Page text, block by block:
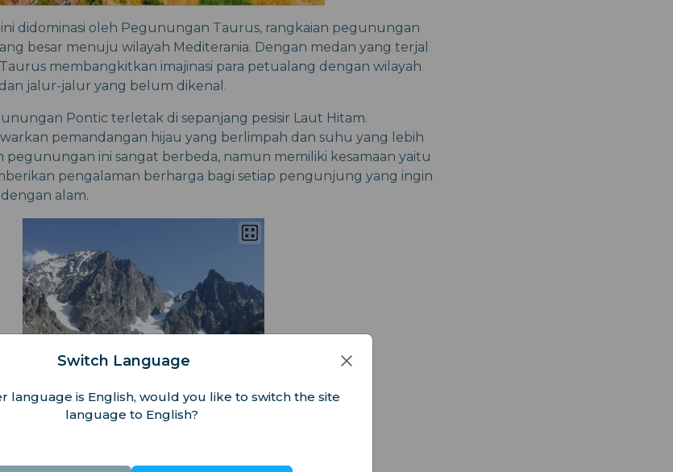
didominasi oleh Pegunungan Taurus, rangkaian pegunungan
besar menuju wilayah Mediterania. Dengan medan yang terjal
membangkitkan imajinasi para petualang dengan wilayah
jalur-jalur yang belum dikenal.
Pontic terletak di sepanjang pesisir Laut Hitam.
pemandangan hijau yang berlimpah dan suhu yang lebih
pegunungan ini sangat berbeda, namun memiliki kesamaan yaitu
pengalaman berharga bagi setiap pengunjung yang ingin
alam.
Switch Language
language is English, would you like to switch the site
language to English?